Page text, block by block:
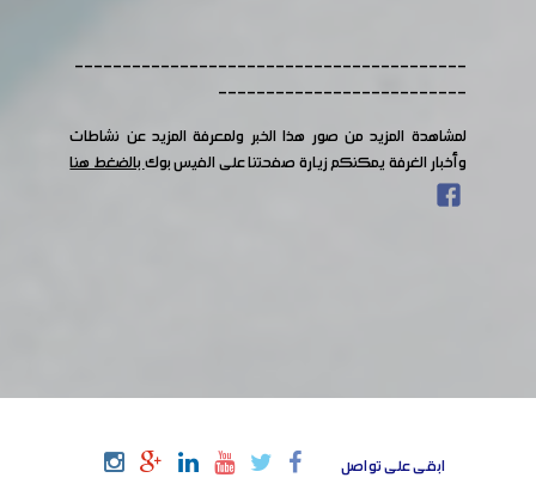
-----------------------------------------
--------------------------
لمشاهدة المزيد من صور هذا الخبر ولمعرفة المزيد عن نشاطات
وأخبار الغرفة يمكنكم زيارة صفحتنا على الفيس بوكبالضغط هنا
ابقى على تواصل